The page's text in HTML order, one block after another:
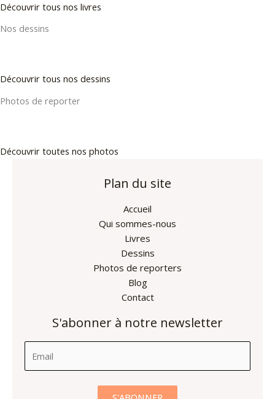
Découvrir tous nos livres
Nos dessins
Découvrir tous nos dessins
Photos de reporter
Découvrir toutes nos photos
Plan du site
Accueil
Qui sommes-nous
Livres
Dessins
Photos de reporters
Blog
Contact
S'abonner à notre newsletter